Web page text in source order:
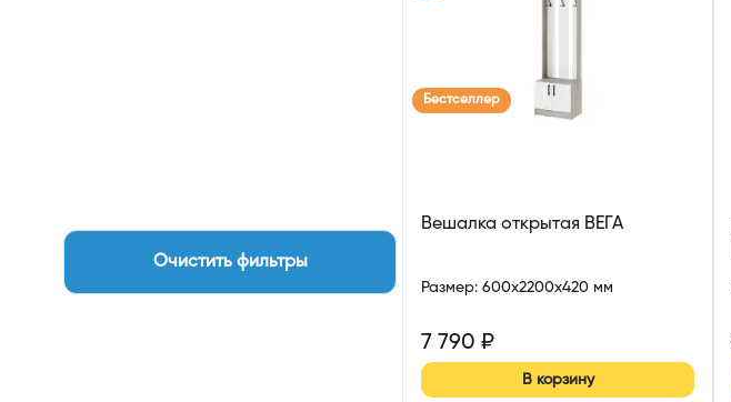
Очистить фильтры
Бестселлер
Вешалка открытая ВЕГА
Размер: 600x2200x420 мм
7 790 ₽
В корзину